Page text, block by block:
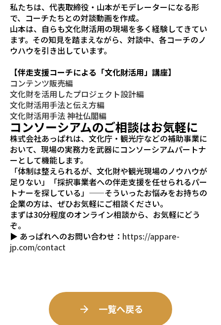
私たちは、代表取締役・山本がモデレーターになる形
で、コーチたちとの対談動画を作成。
山本は、自らも文化財活用の現場を多く経験してきてい
ます。その知見を踏まえながら、対談中、各コーチのノ
ウハウを引き出しています。
【伴走支援コーチによる「文化財活用」講座】
コンテンツ販売編
文化財を活用したプロジェクト設計編
文化財活用手法と伝え方編
文化財活用手法 神社仏閣編
コンソーシアムのご相談はお気軽に
株式会社あっぱれは、文化庁・観光庁などの補助事業に
おいて、現場の実務力を武器にコンソーシアムパートナ
ーとして機能します。
「体制は整えられるが、文化財や観光現場のノウハウが
足りない」「採択事業者への伴走支援を任せられるパー
トナーを探している」——そういったお悩みをお持ちの
企業の方は、ぜひお気軽にご相談ください。
まずは30分程度のオンライン相談から、お気軽にどう
ぞ。
▶ あっぱれへのお問い合わせ： https://appare-
jp.com/contact
arrow_forward 一覧へ戻る